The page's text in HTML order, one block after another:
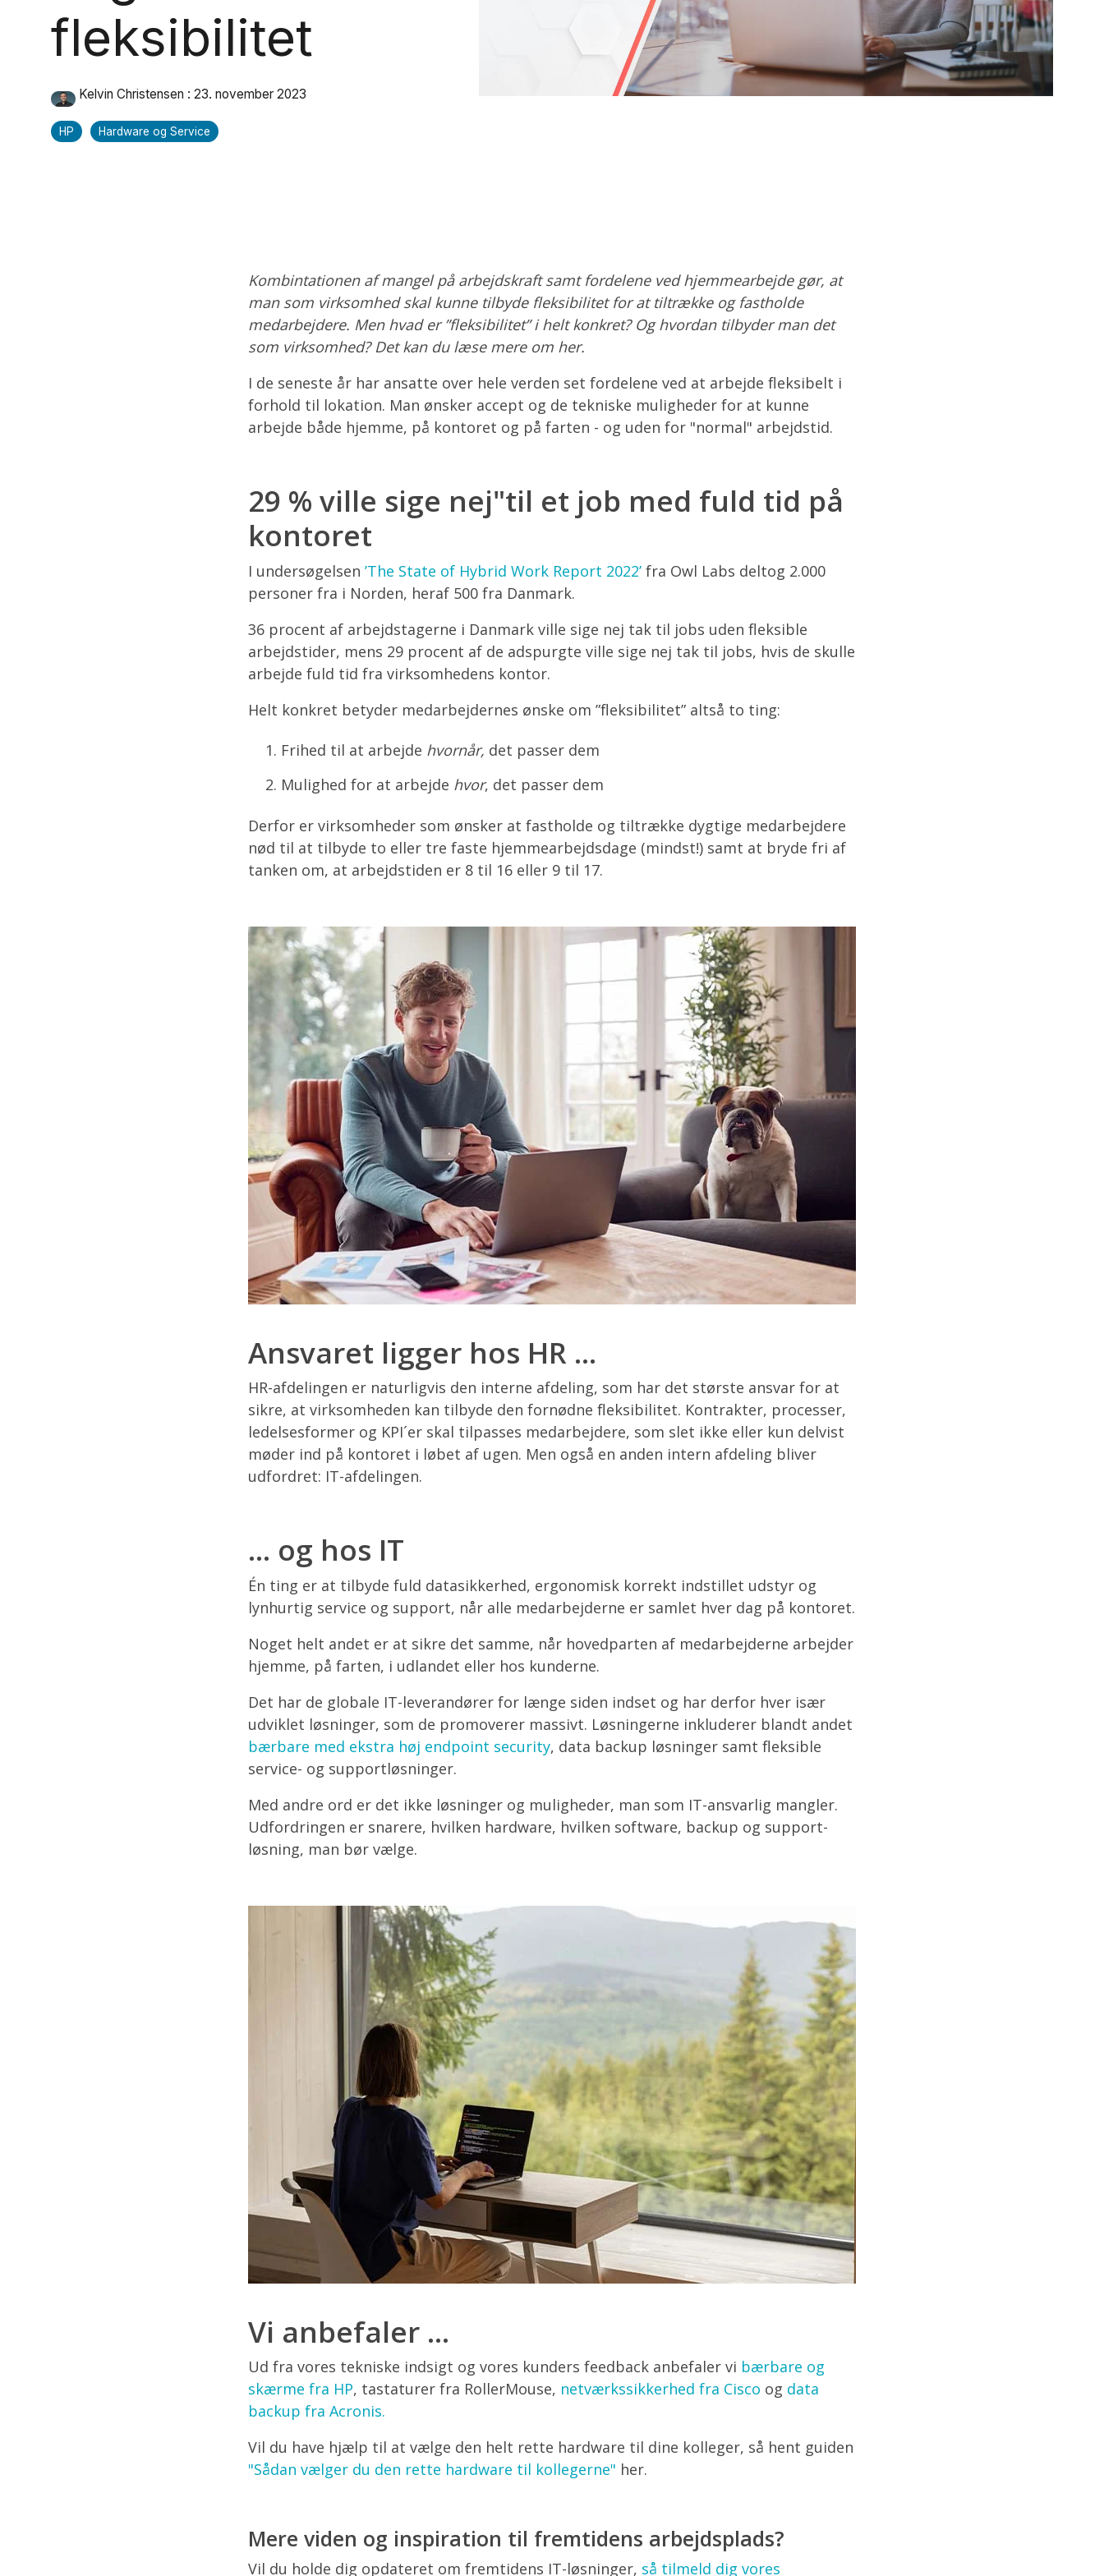
fleksibilitet
Kelvin Christensen : 23. november 2023
HP Hardware og Service
Kombintationen af mangel på arbejdskraft samt fordelene ved hjemmearbejde gør, at
man som virksomhed skal kunne tilbyde fleksibilitet for at tiltrække og fastholde
medarbejdere. Men hvad er ”fleksibilitet” i helt konkret? Og hvordan tilbyder man det
som virksomhed? Det kan du læse mere om her.
I de seneste år har ansatte over hele verden set fordelene ved at arbejde fleksibelt i
forhold til lokation. Man ønsker accept og de tekniske muligheder for at kunne
arbejde både hjemme, på kontoret og på farten - og uden for "normal" arbejdstid.
29 % ville sige nej"til et job med fuld tid på
kontoret
I undersøgelsen ’The State of Hybrid Work Report 2022’ fra Owl Labs deltog 2.000
personer fra i Norden, heraf 500 fra Danmark.
36 procent af arbejdstagerne i Danmark ville sige nej tak til jobs uden fleksible
arbejdstider, mens 29 procent af de adspurgte ville sige nej tak til jobs, hvis de skulle
arbejde fuld tid fra virksomhedens kontor.
Helt konkret betyder medarbejdernes ønske om ”fleksibilitet” altså to ting:
Frihed til at arbejde hvornår, det passer dem
Mulighed for at arbejde hvor, det passer dem
Derfor er virksomheder som ønsker at fastholde og tiltrække dygtige medarbejdere
nød til at tilbyde to eller tre faste hjemmearbejdsdage (mindst!) samt at bryde fri af
tanken om, at arbejdstiden er 8 til 16 eller 9 til 17.
Ansvaret ligger hos HR ...
HR-afdelingen er naturligvis den interne afdeling, som har det største ansvar for at
sikre, at virksomheden kan tilbyde den fornødne fleksibilitet. Kontrakter, processer,
ledelsesformer og KPI´er skal tilpasses medarbejdere, som slet ikke eller kun delvist
møder ind på kontoret i løbet af ugen. Men også en anden intern afdeling bliver
udfordret: IT-afdelingen.
... og hos IT
Én ting er at tilbyde fuld datasikkerhed, ergonomisk korrekt indstillet udstyr og
lynhurtig service og support, når alle medarbejderne er samlet hver dag på kontoret.
Noget helt andet er at sikre det samme, når hovedparten af medarbejderne arbejder
hjemme, på farten, i udlandet eller hos kunderne.
Det har de globale IT-leverandører for længe siden indset og har derfor hver især
udviklet løsninger, som de promoverer massivt. Løsningerne inkluderer blandt andet
bærbare med ekstra høj endpoint security, data backup løsninger samt fleksible
service- og supportløsninger.
Med andre ord er det ikke løsninger og muligheder, man som IT-ansvarlig mangler.
Udfordringen er snarere, hvilken hardware, hvilken software, backup og support-
løsning, man bør vælge.
Vi anbefaler ...
Ud fra vores tekniske indsigt og vores kunders feedback anbefaler vi bærbare og
skærme fra HP, tastaturer fra RollerMouse, netværkssikkerhed fra Cisco og data
backup fra Acronis.
Vil du have hjælp til at vælge den helt rette hardware til dine kolleger, så hent guiden
"Sådan vælger du den rette hardware til kollegerne" her.
Mere viden og inspiration til fremtidens arbejdsplads?
Vil du holde dig opdateret om fremtidens IT-løsninger, så tilmeld dig vores